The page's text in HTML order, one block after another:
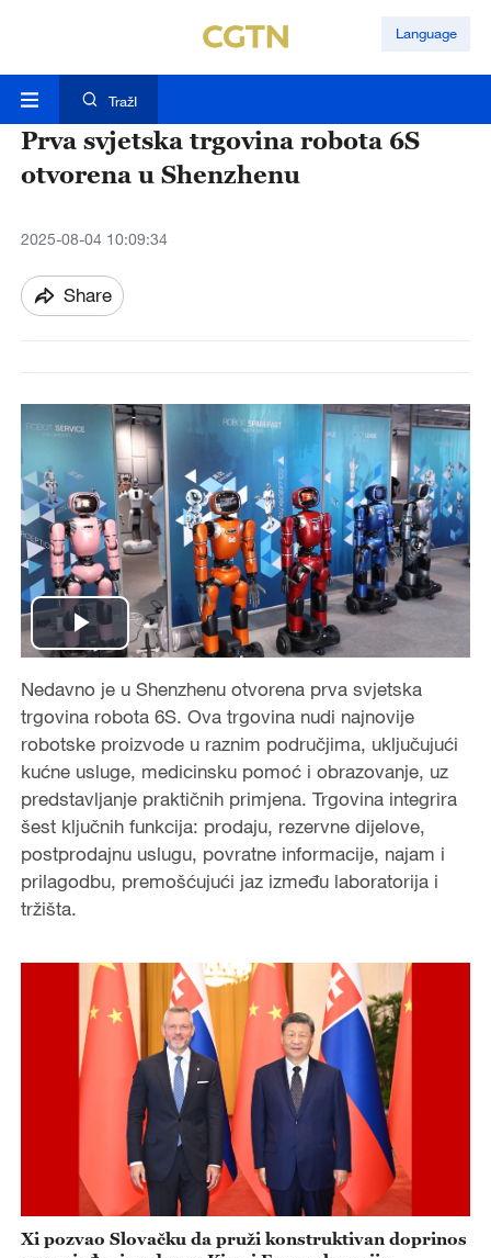
Language
TražI
Prva svjetska trgovina robota 6S
otvorena u Shenzhenu
2025-08-04 10:09:34
Share
P
l
a
y
V
i
e
o
Nedavno je u Shenzhenu otvorena prva svjetska
trgovina robota 6S. Ova trgovina nudi najnovije
robotske proizvode u raznim područjima, uključujući
kućne usluge, medicinsku pomoć i obrazovanje, uz
predstavljanje praktičnih primjena. Trgovina integrira
šest ključnih funkcija: prodaju, rezervne dijelove,
postprodajnu uslugu, povratne informacije, najam i
prilagodbu, premošćujući jaz između laboratorija i
tržišta.
Xi pozvao Slovačku da pruži konstruktivan doprinos